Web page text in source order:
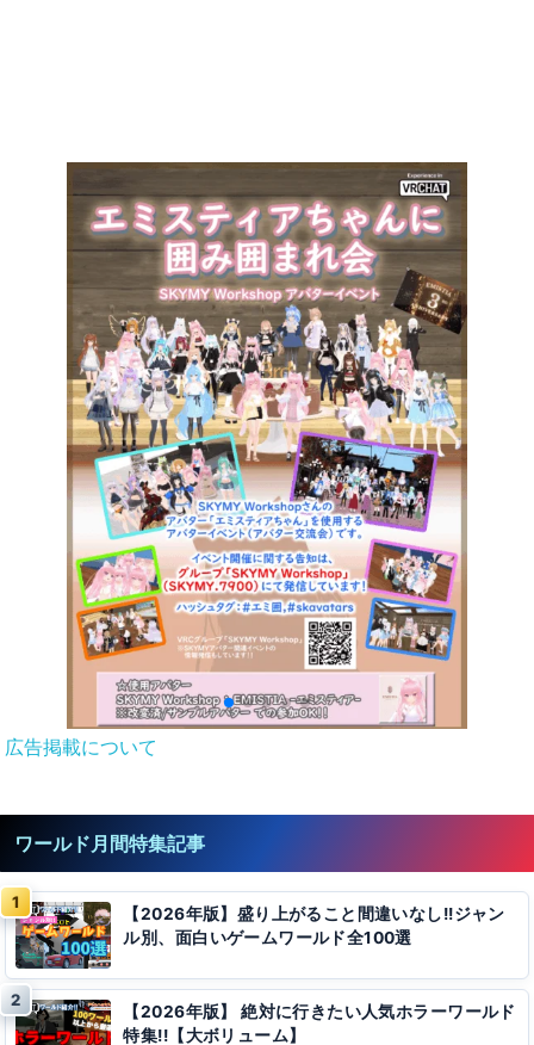
広告掲載について
ワールド月間特集記事
【2026年版】盛り上がること間違いなし!!ジャン
ル別、面白いゲームワールド全100選
【2026年版】 絶対に行きたい人気ホラーワールド
特集!!【大ボリューム】